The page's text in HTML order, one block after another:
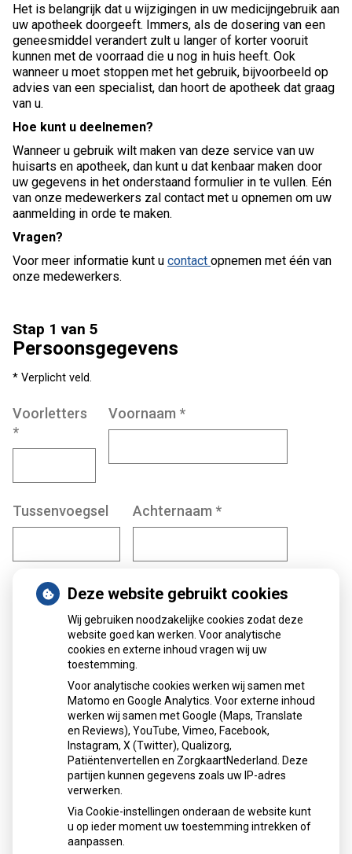
Het is belangrijk dat u wijzigingen in uw medicijngebruik aan
uw apotheek doorgeeft. Immers, als de dosering van een
geneesmiddel verandert zult u langer of korter vooruit
kunnen met de voorraad die u nog in huis heeft. Ook
wanneer u moet stoppen met het gebruik, bijvoorbeeld op
advies van een specialist, dan hoort de apotheek dat graag
van u.
Hoe kunt u deelnemen?
Wanneer u gebruik wilt maken van deze service van uw
huisarts en apotheek, dan kunt u dat kenbaar maken door
uw gegevens in het onderstaand formulier in te vullen. Eén
van onze medewerkers zal contact met u opnemen om uw
aanmelding in orde te maken.
Vragen?
Voor meer informatie kunt u contact opnemen met één van
onze medewerkers.
Stap 1 van 5
Persoonsgegevens
* Verplicht veld.
Voorletters
*
Voornaam *
Tussenvoegsel Achternaam *
Geboortedatum*
Maand Jaar
Geslacht
Vrouw
Anders
Volgende
Deze website gebruikt cookies
Wij gebruiken noodzakelijke cookies zodat deze
website goed kan werken. Voor analytische
cookies en externe inhoud vragen wij uw
toestemming.
Voor analytische cookies werken wij samen met
Matomo en Google Analytics. Voor externe inhoud
werken wij samen met Google (Maps, Translate
en Reviews), YouTube, Vimeo, Facebook,
Instagram, X (Twitter), Qualizorg,
Patiëntenvertellen en ZorgkaartNederland. Deze
partijen kunnen gegevens zoals uw IP-adres
verwerken.
Via Cookie-instellingen onderaan de website kunt
u op ieder moment uw toestemming intrekken of
aanpassen.